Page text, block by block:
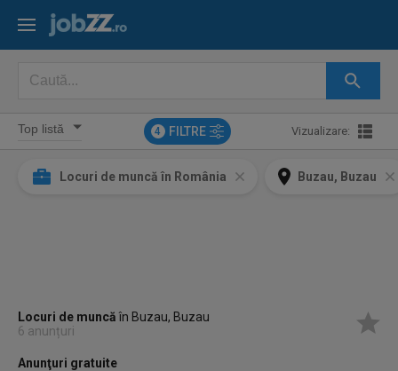
4 FILTRE Vizualizare:
Locuri de muncă în România Buzau, Buzau
Locuri de muncăîn Buzau, Buzau
6 anunțuri
Anunţuri gratuite